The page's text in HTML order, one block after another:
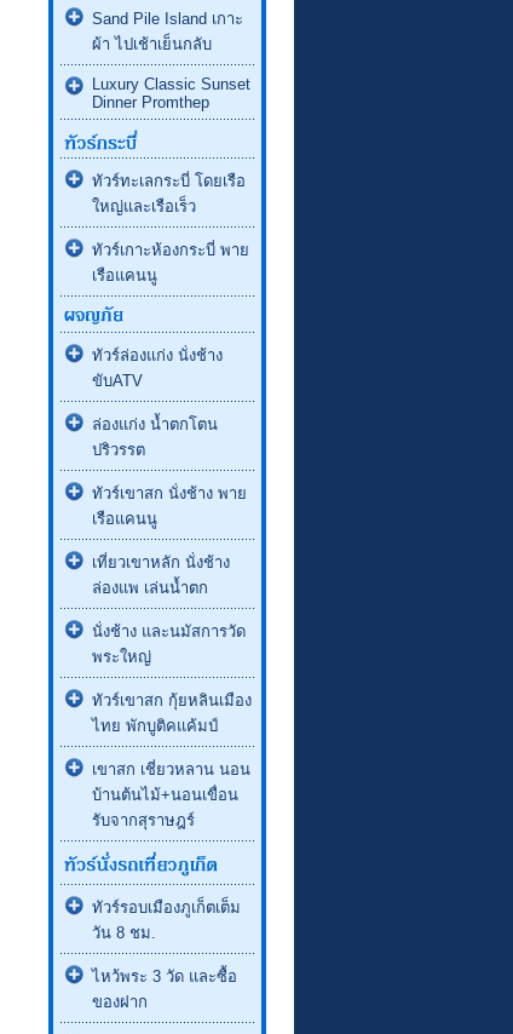
Sand Pile Island เกาะ
ผ้า ไปเช้าเย็นกลับ
Luxury Classic Sunset
Dinner Promthep
ทัวร์ทะเลกระบี่ โดยเรือ
ใหญ่และเรือเร็ว
ทัวร์เกาะห้องกระบี่ พาย
เรือแคนนู
ทัวร์ล่องแก่ง นั่งช้าง
ขับATV
ล่องแก่ง น้ำตกโตน
ปริวรรต
ทัวร์เขาสก นั่งช้าง พาย
เรือแคนนู
เที่ยวเขาหลัก นั่งช้าง
ล่องแพ เล่นน้ำตก
นั่งช้าง และนมัสการวัด
พระใหญ่
ทัวร์เขาสก กุ้ยหลินเมือง
ไทย พักบูติคแค้มป์
เขาสก เชี่ยวหลาน นอน
บ้านต้นไม้+นอนเขื่อน
รับจากสุราษฎร์
ทัวร์รอบเมืองภูเก็ตเต็ม
วัน 8 ชม.
ไหว้พระ 3 วัด และซื้อ
ของฝาก